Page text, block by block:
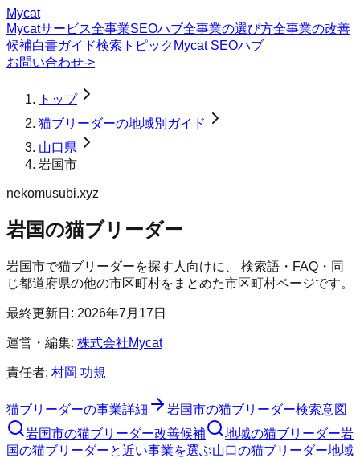
Mycat
Mycatサービス全事業SEOハブ全事業の選び方全事業の改善
候補白書ガイド検索トピック Mycat SEOハブ
お問い合わせ->
トップ
猫ブリーダーの地域別ガイド
山口県
岩国市
nekomusubi.xyz
岩国の猫ブリーダー
岩国市で猫ブリーダーを探す人向けに、 検索語・FAQ・同
じ都道府県の他の市区町村をまとめた市区町村ページです。
最終更新日: 2026年7月17日
運営・編集: 株式会社Mycat
責任者: 村岡 功規
猫ブリーダーの事業詳細 岩国市の猫ブリーダー検索意図
岩国市の猫ブリーダー改善候補 地域の猫ブリーダー岩
国の猫ブリーダーと近い事業を選ぶ山口の猫ブリーダー地域